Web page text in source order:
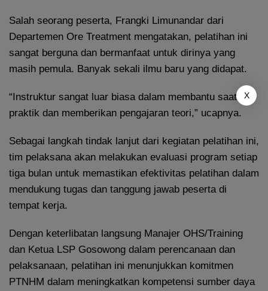
Salah seorang peserta, Frangki Limunandar dari
Departemen Ore Treatment mengatakan, pelatihan ini
sangat berguna dan bermanfaat untuk dirinya yang
masih pemula. Banyak sekali ilmu baru yang didapat.
“Instruktur sangat luar biasa dalam membantu saat
praktik dan memberikan pengajaran teori,” ucapnya.
Sebagai langkah tindak lanjut dari kegiatan pelatihan ini,
tim pelaksana akan melakukan evaluasi program setiap
tiga bulan untuk memastikan efektivitas pelatihan dalam
mendukung tugas dan tanggung jawab peserta di
tempat kerja.
Dengan keterlibatan langsung Manajer OHS/Training
dan Ketua LSP Gosowong dalam perencanaan dan
pelaksanaan, pelatihan ini menunjukkan komitmen
PTNHM dalam meningkatkan kompetensi sumber daya
X